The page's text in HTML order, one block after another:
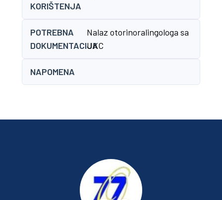
KORIŠTENJA
POTREBNA
DOKUMENTACIJA
Nalaz otorinoralingologa sa
UKC
NAPOMENA